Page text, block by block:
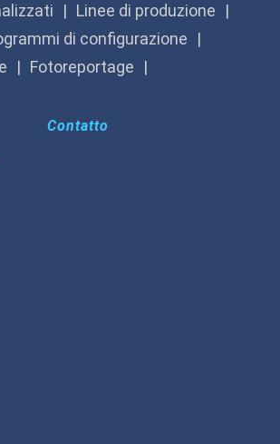
Linee di produzione
di configurazione
Fotoreportage
Contatto